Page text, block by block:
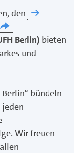
den
Berlin) bieten
und
bündeln
Wir freuen